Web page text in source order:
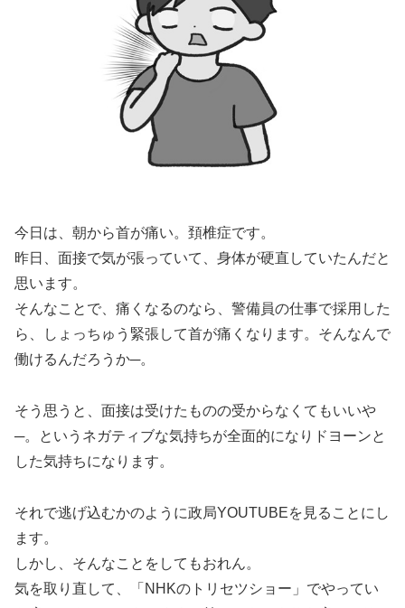
今日は、朝から首が痛い。頚椎症です。
昨日、面接で気が張っていて、身体が硬直していたんだと
思います。
そんなことで、痛くなるのなら、警備員の仕事で採用した
ら、しょっちゅう緊張して首が痛くなります。そんなんで
働けるんだろうか─。
そう思うと、面接は受けたものの受からなくてもいいや
─。というネガティブな気持ちが全面的になりドヨーンと
した気持ちになります。
それで逃げ込むかのように政局YOUTUBEを見ることにし
ます。
しかし、そんなことをしてもおれん。
気を取り直して、「NHKのトリセツショー」でやってい